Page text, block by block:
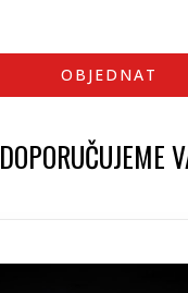
OBJEDNAT
DOPORUČUJEME